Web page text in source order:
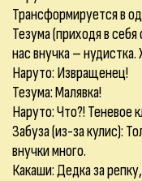
Трансформируется в
Тезума (приходя в
нас внучка –
Наруто: Извращенец!
Тезума: Малявка!
Наруто: Что?! Теневое
Забуза (из-за кулис):
внучки много.
Какаши: Дедка за